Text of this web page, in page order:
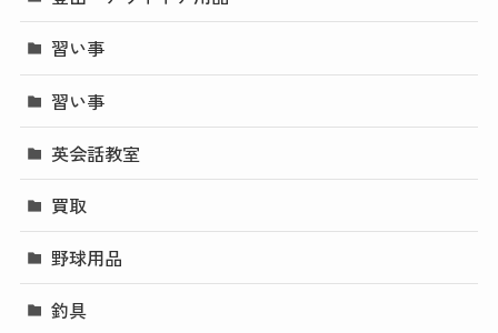
習い事
習い事
英会話教室
買取
野球用品
釣具